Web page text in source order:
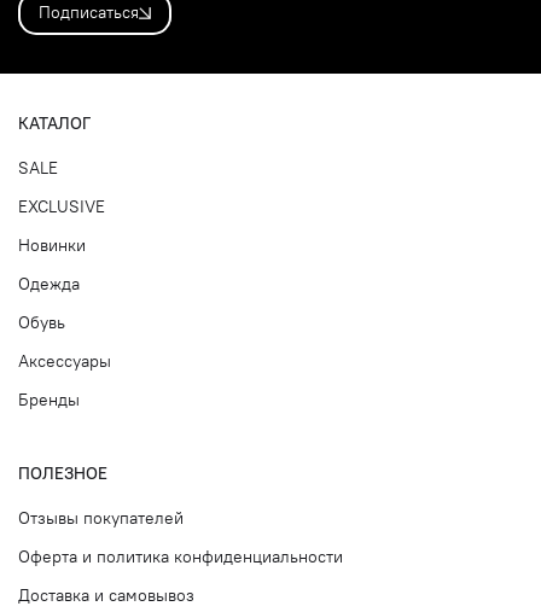
Подписаться
КАТАЛОГ
SALE
EXCLUSIVE
Новинки
Одежда
Обувь
Аксессуары
Бренды
ПОЛЕЗНОЕ
Отзывы покупателей
Оферта и политика конфиденциальности
Доставка и самовывоз